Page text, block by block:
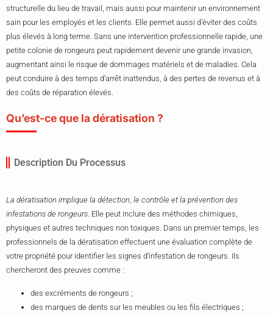
structurelle du lieu de travail, mais aussi pour maintenir un environnement
sain pour les employés et les clients. Elle permet aussi d’éviter des coûts
plus élevés à long terme. Sans une intervention professionnelle rapide, une
petite colonie de rongeurs peut rapidement devenir une grande invasion,
augmentant ainsi le risque de dommages matériels et de maladies. Cela
peut conduire à des temps d’arrêt inattendus, à des pertes de revenus et à
des coûts de réparation élevés.
Qu’est-ce que la dératisation ?
Description Du Processus
La dératisation implique la détection, le contrôle et la prévention des
infestations de rongeurs. Elle peut inclure des méthodes chimiques,
physiques et autres techniques non toxiques. Dans un premier temps, les
professionnels de la dératisation effectuent une évaluation complète de
votre propriété pour identifier les signes d’infestation de rongeurs. Ils
chercheront des preuves comme :
des excréments de rongeurs ;
des marques de dents sur les meubles ou les fils électriques ;